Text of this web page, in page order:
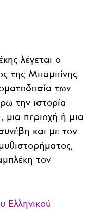
λέγεται ο
της Μπαμπίνης
των
την ιστορία
περιοχή ή μια
και με τον
τον
Ελληνικού